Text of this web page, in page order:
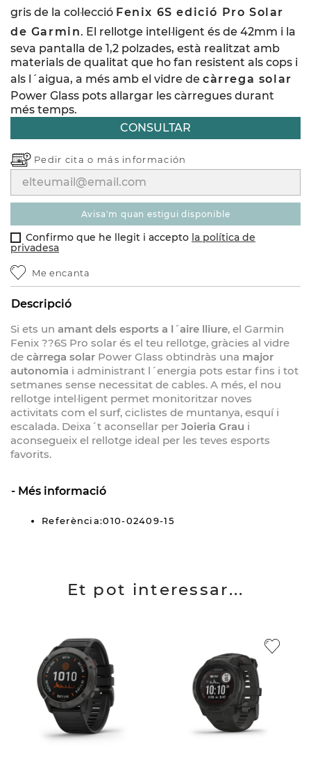
gris de la col·lecció Fenix 6S edició Pro Solar
de Garmin. El rellotge intel·ligent és de 42mm i la
seva pantalla de 1,2 polzades, està realitzat amb
materials de qualitat que ho fan resistent als cops i
als l´aigua, a més amb el vidre de càrrega solar
Power Glass pots allargar les càrregues durant
més temps.
CONSULTAR
Pedir cita o más información
avisa'm quan estigui disponible
Confirmo que he llegit i accepto la política de
privadesa
Me encanta
Descripció
Si ets un amant dels esports a l´aire lliure, el Garmin
Fenix ??6S Pro solar és el teu rellotge, gràcies al vidre
de càrrega solar Power Glass obtindràs una major
autonomia i administrant l´energia pots estar fins i tot
setmanes sense necessitat de cables. A més, el nou
rellotge intel·ligent permet monitoritzar noves
activitats com el surf, ciclistes de muntanya, esquí i
escalada. Deixa´t aconsellar per Joieria Grau i
aconsegueix el rellotge ideal per les teves esports
favorits.
Més informació
Referència:010-02409-15
Et pot interessar...